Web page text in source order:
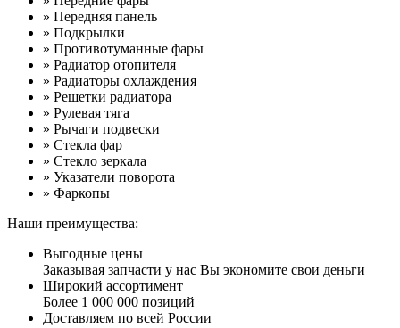
» Передняя панель
» Подкрылки
» Противотуманные фары
» Радиатор отопителя
» Радиаторы охлаждения
» Решетки радиатора
» Рулевая тяга
» Рычаги подвески
» Стекла фар
» Стекло зеркала
» Указатели поворота
» Фаркопы
Наши преимущества:
Выгодные цены
Заказывая запчасти у нас Вы экономите свои деньги
Широкий ассортимент
Более 1 000 000 позиций
Доставляем по всей России